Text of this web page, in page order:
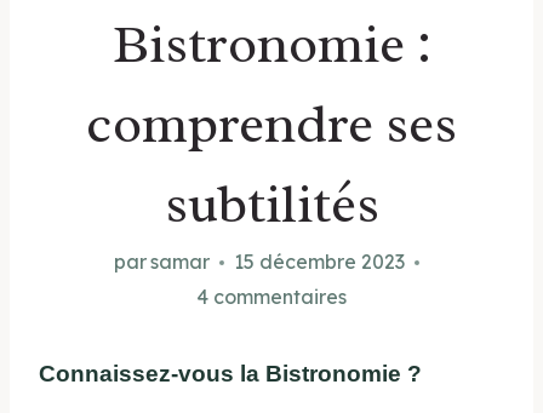
Bistronomie :
comprendre ses
subtilités
parsamar
15 décembre 2023
4 commentaires
Connaissez-vous la Bistronomie ?